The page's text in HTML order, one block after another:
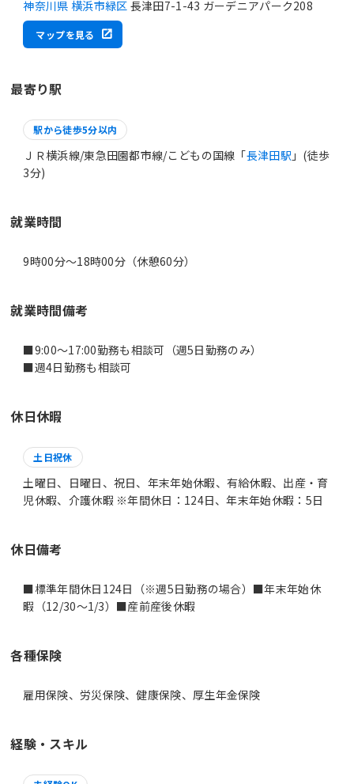
神奈川県 横浜市緑区 長津田7-1-43 ガーデニアパーク208
マップを見る
最寄り駅
駅から徒歩5分以内
ＪＲ横浜線/東急田園都市線/こどもの国線「長津田駅 」(徒歩
3分)
就業時間
9時00分〜18時00分（休憩60分）
就業時間備考
■9:00～17:00勤務も相談可（週5日勤務のみ）
■週4日勤務も相談可
休日休暇
土日祝休
土曜日、日曜日、祝日、年末年始休暇、有給休暇、出産・育
児休暇、介護休暇 ※年間休日：124日、年末年始休暇：5日
休日備考
■標準年間休日124日（※週5日勤務の場合）■年末年始休
暇（12/30～1/3）■産前産後休暇
各種保険
雇用保険、労災保険、健康保険、厚生年金保険
経験・スキル